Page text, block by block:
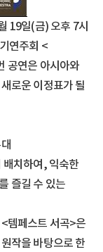
19일(금) 오후 7시
연주회 <
공연은 아시아와
로운 이정표가 될
배치하여, 익숙한
즐길 수 있는
템페스트 서곡>은
작을 바탕으로 한